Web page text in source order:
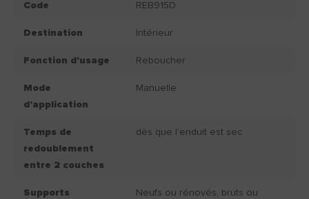
Code REB915D
Destination Intérieur
Fonction d'usage Reboucher
Mode
d'application
Manuelle
Temps de
redoublement
entre 2 couches
dès que l’enduit est sec
Supports
Neufs ou rénovés, bruts ou